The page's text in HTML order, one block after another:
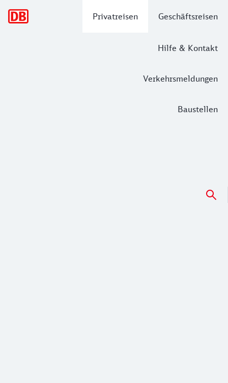
Privatreisen Geschäftsreisen
Hilfe & Kontakt
Verkehrsmeldungen
Baustellen